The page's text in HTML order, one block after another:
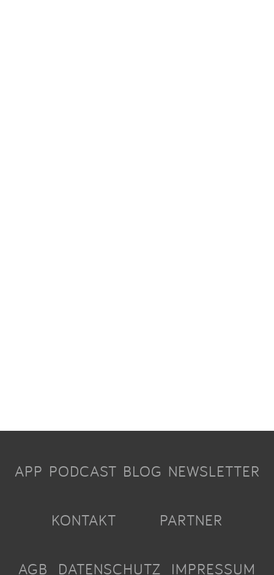
APP PODCAST BLOG NEWSLETTER
KONTAKT PARTNER
AGB DATENSCHUTZ IMPRESSUM